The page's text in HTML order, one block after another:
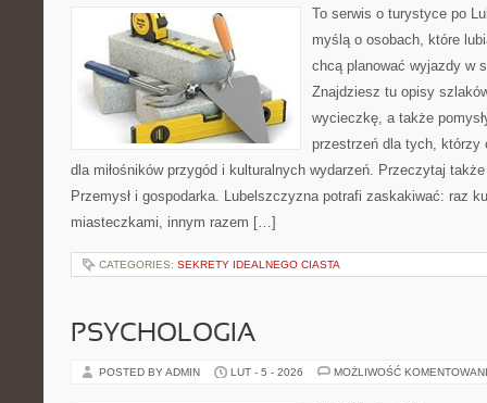
To serwis o turystyce po
myślą o osobach, które
chcą planować wyjazdy w
Znajdziesz tu opisy
wycieczkę, a także
przestrzeń dla tych, którzy
dla miłośników przygód i kulturalnych wydarzeń. Przeczytaj
Przemysł i gospodarka. Lubelszczyzna potrafi zaskakiwać: raz
miasteczkami, innym razem […]
CATEGORIES: SEKRETY IDEALNEGO CIASTA
PSYCHOLOGIA
POSTED BY ADMIN LUT - 5 - 2026 MOŻLIWOŚĆ